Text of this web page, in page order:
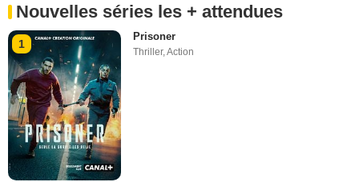
Nouvelles séries les + attendues
1
Prisoner
Thriller,Action